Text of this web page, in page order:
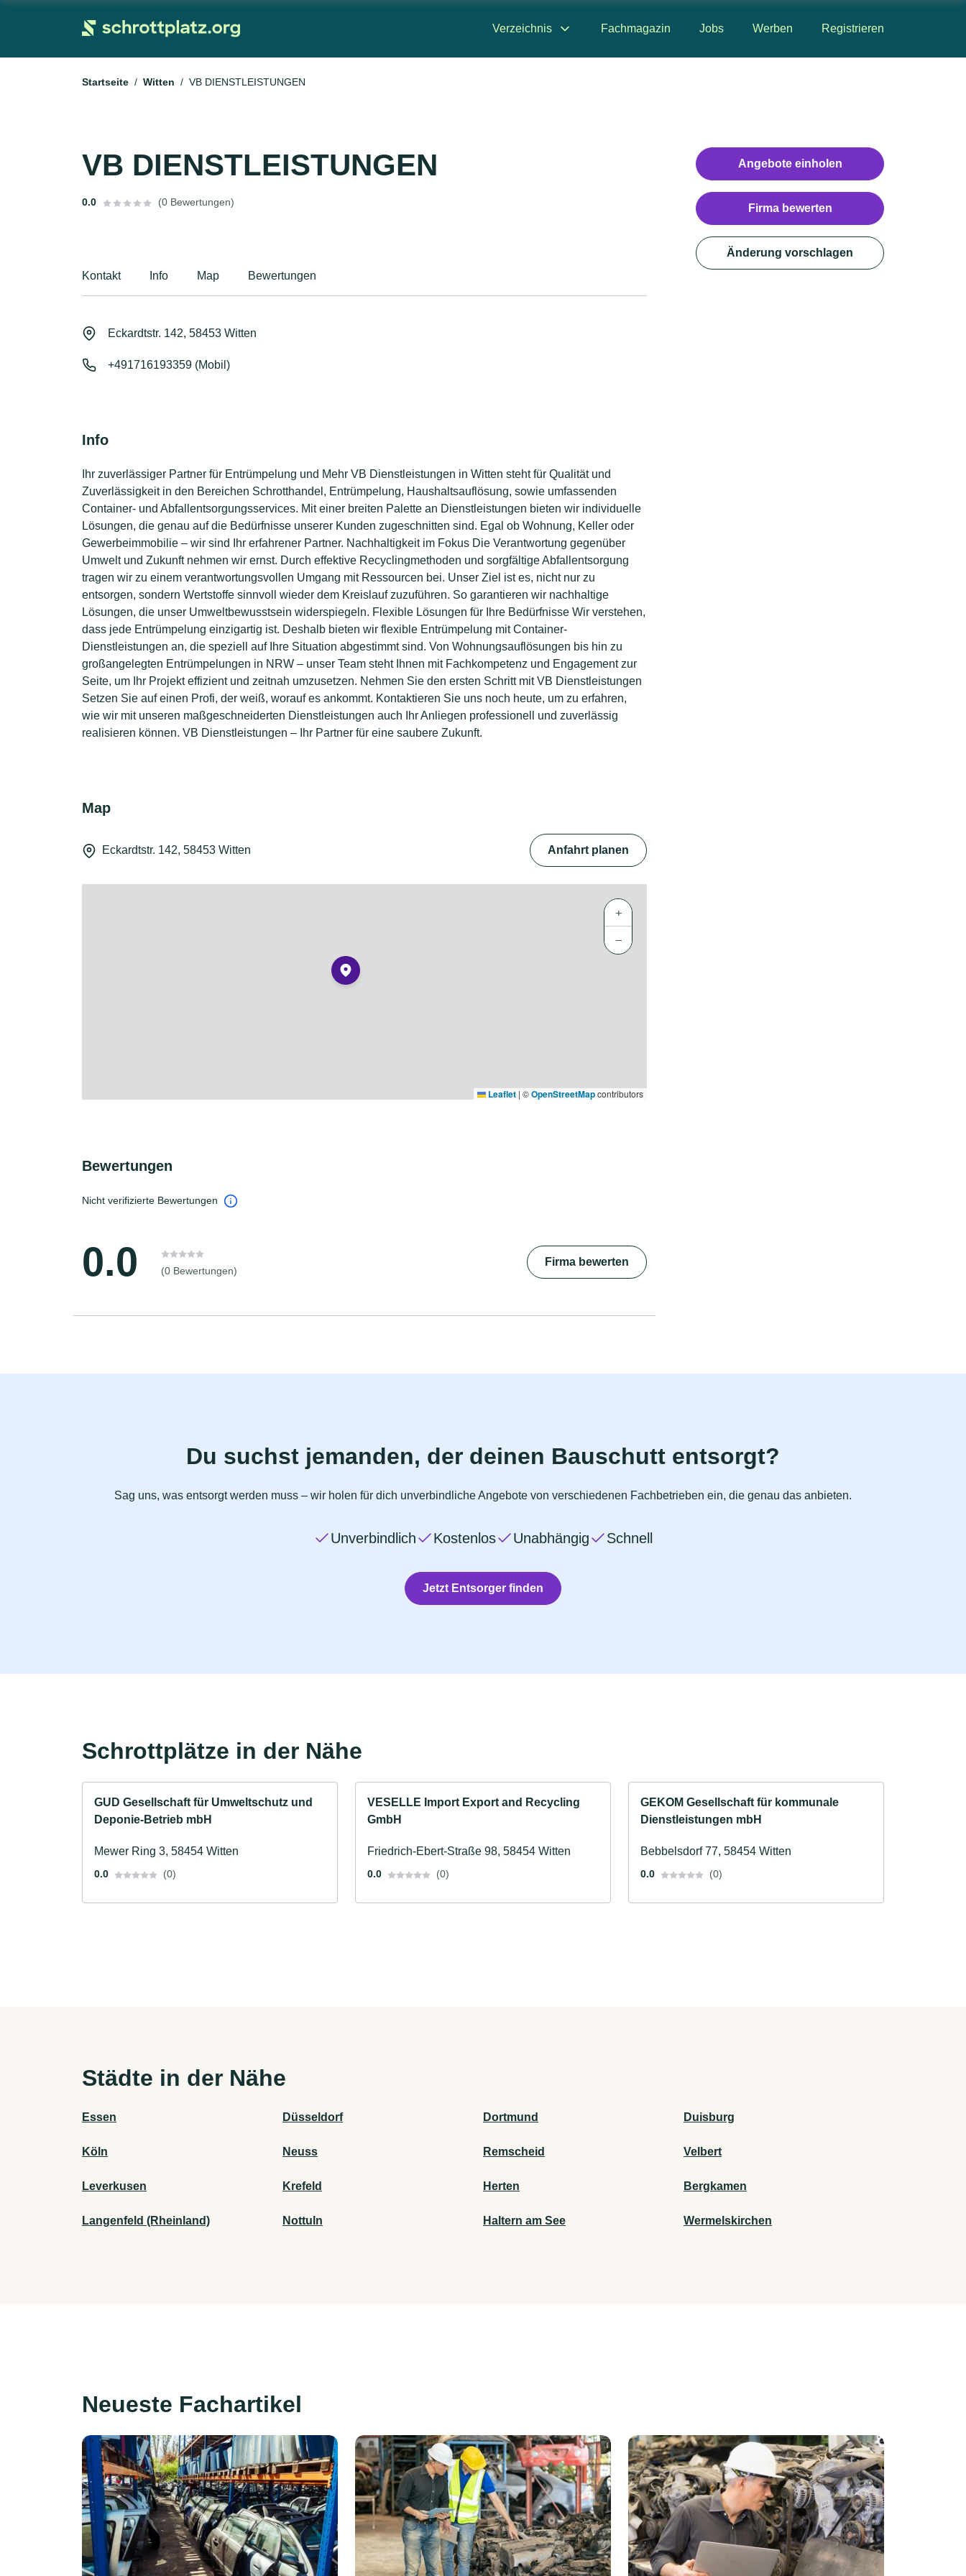
Verzeichnis Fachmagazin Jobs Werben Registrieren
Startseite Witten VB DIENSTLEISTUNGEN
VB DIENSTLEISTUNGEN
0.0 (0 Bewertungen)
Kontakt Info Map Bewertungen
Eckardtstr. 142, 58453 Witten
+491716193359 (Mobil)
Info
Ihr zuverlässiger Partner für Entrümpelung und Mehr VB Dienstleistungen in Witten steht für Qualität und
Zuverlässigkeit in den Bereichen Schrotthandel, Entrümpelung, Haushaltsauflösung, sowie umfassenden
Container- und Abfallentsorgungsservices. Mit einer breiten Palette an Dienstleistungen bieten wir individuelle
Lösungen, die genau auf die Bedürfnisse unserer Kunden zugeschnitten sind. Egal ob Wohnung, Keller oder
Gewerbeimmobilie – wir sind Ihr erfahrener Partner. Nachhaltigkeit im Fokus Die Verantwortung gegenüber
Umwelt und Zukunft nehmen wir ernst. Durch effektive Recyclingmethoden und sorgfältige Abfallentsorgung
tragen wir zu einem verantwortungsvollen Umgang mit Ressourcen bei. Unser Ziel ist es, nicht nur zu
entsorgen, sondern Wertstoffe sinnvoll wieder dem Kreislauf zuzuführen. So garantieren wir nachhaltige
Lösungen, die unser Umweltbewusstsein widerspiegeln. Flexible Lösungen für Ihre Bedürfnisse Wir verstehen,
dass jede Entrümpelung einzigartig ist. Deshalb bieten wir flexible Entrümpelung mit Container-
Dienstleistungen an, die speziell auf Ihre Situation abgestimmt sind. Von Wohnungsauflösungen bis hin zu
großangelegten Entrümpelungen in NRW – unser Team steht Ihnen mit Fachkompetenz und Engagement zur
Seite, um Ihr Projekt effizient und zeitnah umzusetzen. Nehmen Sie den ersten Schritt mit VB Dienstleistungen
Setzen Sie auf einen Profi, der weiß, worauf es ankommt. Kontaktieren Sie uns noch heute, um zu erfahren,
wie wir mit unseren maßgeschneiderten Dienstleistungen auch Ihr Anliegen professionell und zuverlässig
realisieren können. VB Dienstleistungen – Ihr Partner für eine saubere Zukunft.
Map
Eckardtstr. 142, 58453 Witten Anfahrt planen
+
−
Leaflet | ©OpenStreetMapcontributors
Bewertungen
Nicht verifizierte Bewertungen
0.0 (0 Bewertungen)
Firma bewerten
Angebote einholen
Firma bewerten
Änderung vorschlagen
Du suchst jemanden, der deinen Bauschutt entsorgt?
Sag uns, was entsorgt werden muss – wir holen für dich unverbindliche Angebote von verschiedenen Fachbetrieben ein, die genau das anbieten.
Unverbindlich Kostenlos Unabhängig Schnell
Jetzt Entsorger finden
Schrottplätze in der Nähe
GUD Gesellschaft für Umweltschutz und
Deponie-Betrieb mbH
Mewer Ring 3, 58454 Witten
0.0 (0)
VESELLE Import Export and Recycling
GmbH
Friedrich-Ebert-Straße 98, 58454 Witten
0.0 (0)
GEKOM Gesellschaft für kommunale
Dienstleistungen mbH
Bebbelsdorf 77, 58454 Witten
0.0 (0)
Städte in der Nähe
Essen Düsseldorf Dortmund Duisburg
Köln Neuss Remscheid Velbert
Leverkusen Krefeld Herten Bergkamen
Langenfeld (Rheinland) Nottuln Haltern am See Wermelskirchen
Neueste Fachartikel